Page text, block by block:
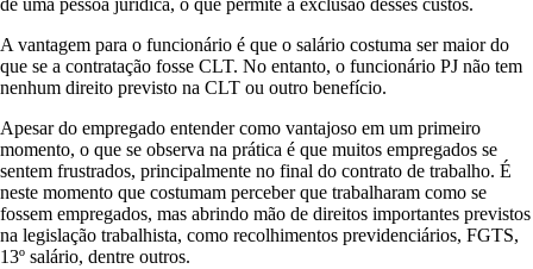
de uma pessoa jurídica, o que permite a exclusão desses custos.
A vantagem para o funcionário é que o salário costuma ser maior do
que se a contratação fosse CLT. No entanto, o funcionário PJ não tem
nenhum direito previsto na CLT ou outro benefício.
Apesar do empregado entender como vantajoso em um primeiro
momento, o que se observa na prática é que muitos empregados se
sentem frustrados, principalmente no final do contrato de trabalho. É
neste momento que costumam perceber que trabalharam como se
fossem empregados, mas abrindo mão de direitos importantes previstos
na legislação trabalhista, como recolhimentos previdenciários, FGTS,
13º salário, dentre outros.